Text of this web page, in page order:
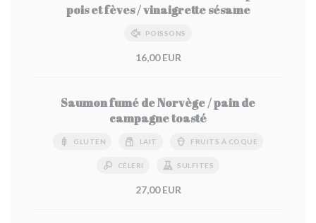
pois et fèves / vinaigrette sésame
POISSONS
16,00 EUR
Saumon fumé de Norvège / pain de
campagne toasté
GLUTEN LAIT FRUITS À COQUE
CÉLERI SULFITES
27,00 EUR